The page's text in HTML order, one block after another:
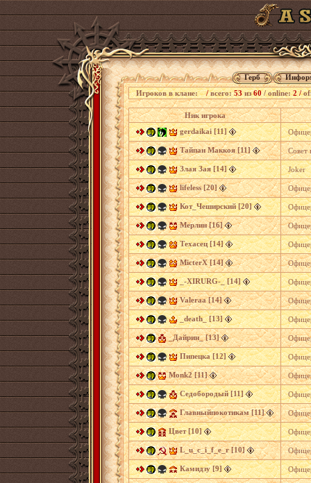
Герб
Игроков в клане:
/всего:53из60/online:2 /
Ник игрока
gerdaikai [11]
Тайпан Маккоя [11] Совет
Злая Зая [14] Joker
lifeless [20]
Кот_Чеширский [20]
Мерлин [16]
Техасец [14]
MicterX [14]
_-XIRURG-_ [14]
Valeraa [14]
_death_ [13]
_Дайрин_ [13]
Пипецка [12]
Monk2 [11]
Седобородый [11]
Главныйпокотикам [11]
Цвет [10]
L_u_c_i_f_e_r [10]
Камидзу [9]